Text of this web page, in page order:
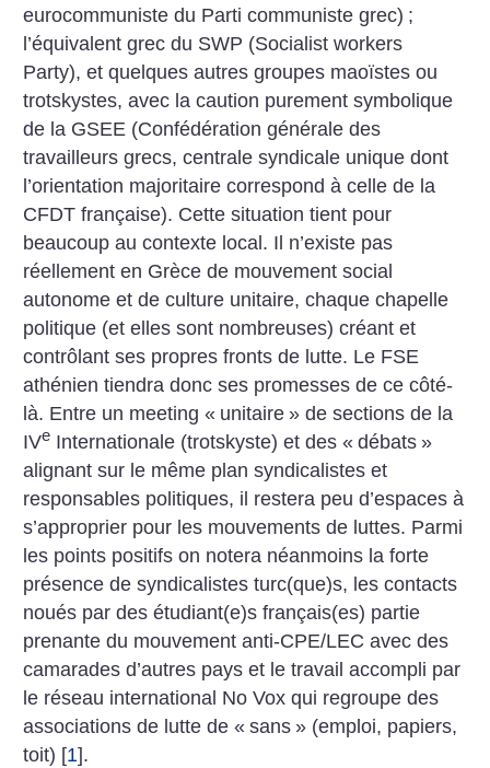
eurocommuniste du Parti communiste grec) ;
l’équivalent grec du SWP (Socialist workers
Party), et quelques autres groupes maoïstes ou
trotskystes, avec la caution purement symbolique
de la GSEE (Confédération générale des
travailleurs grecs, centrale syndicale unique dont
l’orientation majoritaire correspond à celle de la
CFDT française). Cette situation tient pour
beaucoup au contexte local. Il n’existe pas
réellement en Grèce de mouvement social
autonome et de culture unitaire, chaque chapelle
politique (et elles sont nombreuses) créant et
contrôlant ses propres fronts de lutte. Le FSE
athénien tiendra donc ses promesses de ce côté-
là. Entre un meeting « unitaire » de sections de la
IVe Internationale (trotskyste) et des « débats »
alignant sur le même plan syndicalistes et
responsables politiques, il restera peu d’espaces à
s’approprier pour les mouvements de luttes. Parmi
les points positifs on notera néanmoins la forte
présence de syndicalistes turc(que)s, les contacts
noués par des étudiant(e)s français(es) partie
prenante du mouvement anti-CPE/LEC avec des
camarades d’autres pays et le travail accompli par
le réseau international No Vox qui regroupe des
associations de lutte de « sans » (emploi, papiers,
toit) [1].